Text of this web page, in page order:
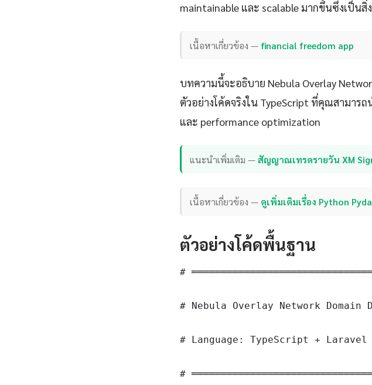
maintainable และ scalable มากขึ้นซึ่งเป็น
เนื้อหาเกี่ยวข้อง — financial freedom app
บทความนี้จะอธิบาย Nebula Overlay
ตัวอย่างโค้ดจริงใน TypeScript ที่คุณสามาร
และ performance optimization
แนะนำเพิ่มเติม —สัญญาณเทรดรายวัน XM
เนื้อหาเกี่ยวข้อง — ดูเพิ่มเติมเรื่อง Python
ตัวอย่างโค้ดพื้นฐาน
#
# Nebula Overlay Network Domain
# Language: TypeScript + Laravel
#